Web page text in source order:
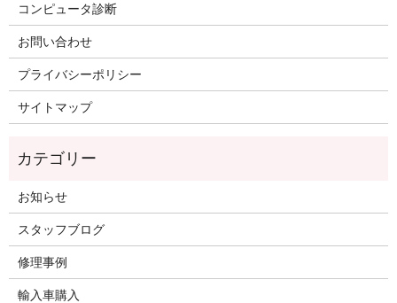
コンピュータ診断
お問い合わせ
プライバシーポリシー
サイトマップ
お知らせ
スタッフブログ
修理事例
輸入車購入